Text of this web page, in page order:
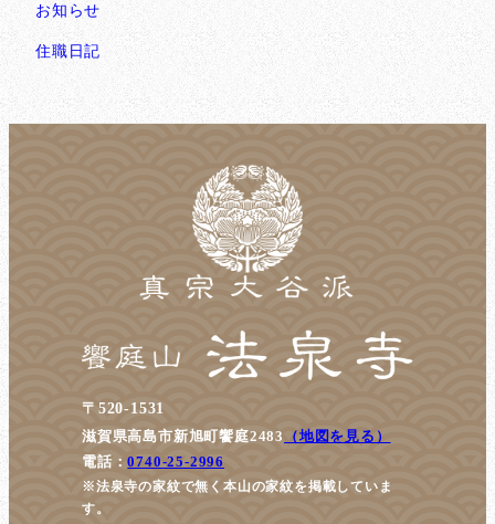
お知らせ
住職日記
〒520-1531
滋賀県高島市新旭町饗庭2483
（地図を見る）
電話：0740-25-2996
※法泉寺の家紋で無く本山の家紋を掲載していま
す。